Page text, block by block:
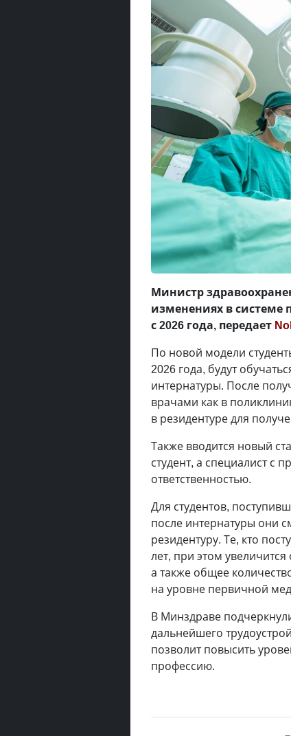
Министр
изменениях в системе
с 2026 года, передает
По новой модели
2026 года, будут
интернатуры. После
врачами как в
в резидентуре для
Также вводится новый
студент, а специалист с
ответственностью.
Для студентов,
после интернатуры они
резидентуру. Те, кто
лет, при этом
а также общее
на уровне первичной
В Минздраве
дальнейшего
позволит повысить
профессию.